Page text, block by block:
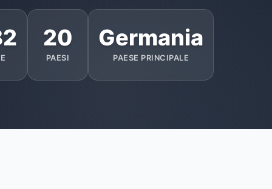
20
PAESI
Germania
PAESE PRINCIPALE